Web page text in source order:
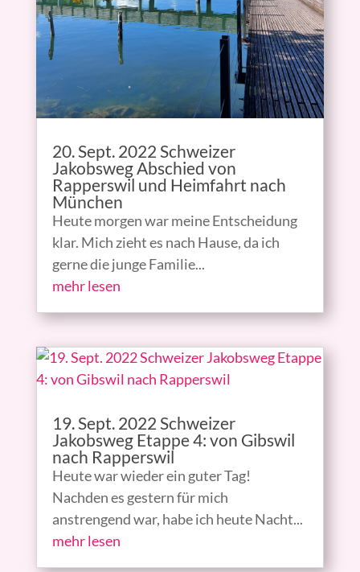
20. Sept. 2022 Schweizer
Jakobsweg Abschied von
Rapperswil und Heimfahrt nach
München
Heute morgen war meine Entscheidung
klar. Mich zieht es nach Hause, da ich
gerne die junge Familie...
mehr lesen
19. Sept. 2022 Schweizer
Jakobsweg Etappe 4: von Gibswil
nach Rapperswil
Heute war wieder ein guter Tag!
Nachden es gestern für mich
anstrengend war, habe ich heute Nacht...
mehr lesen